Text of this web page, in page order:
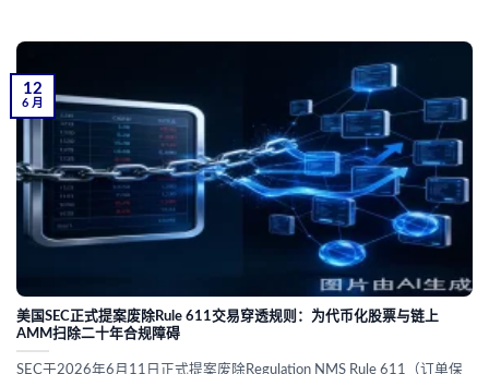
美国SEC正式提案废除Rule 611交易穿透规则：为代币化股票与链上
AMM扫除二十年合规障碍
SEC于2026年6月11日正式提案废除Regulation NMS Rule 611（订单保
12
6 月